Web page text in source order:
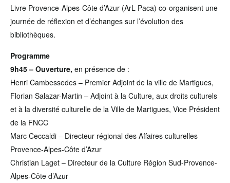
Livre Provence-Alpes-Côte d’Azur (ArL Paca) co-organisent une
journée de réflexion et d’échanges sur l’évolution des
bibliothèques.
Programme
9h45 – Ouverture, en présence de :
Henri Cambessedes – Premier Adjoint de la ville de Martigues,
Florian Salazar-Martin – Adjoint à la Culture, aux droits culturels
et à la diversité culturelle de la Ville de Martigues, Vice Président
de la FNCC
Marc Ceccaldi – Directeur régional des Affaires culturelles
Provence-Alpes-Côte d’Azur
Christian Laget – Directeur de la Culture Région Sud-Provence-
Alpes-Côte d’Azur